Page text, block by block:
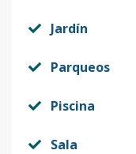
Jardín
Parqueos
Piscina
Sala